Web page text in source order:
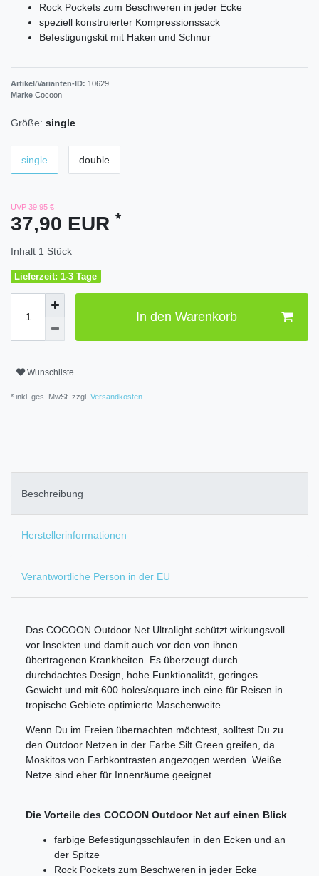
Rock Pockets zum Beschweren in jeder Ecke
speziell konstruierter Kompressionssack
Befestigungskit mit Haken und Schnur
Artikel/Varianten-ID: 10629
Marke Cocoon
Größe: single
single double
UVP 39,95 €
37,90 EUR *
Inhalt 1 Stück
Lieferzeit: 1-3 Tage
In den Warenkorb
Wunschliste
* inkl. ges. MwSt. zzgl. Versandkosten
Beschreibung
Herstellerinformationen
Verantwortliche Person in der EU
Das COCOON Outdoor Net Ultralight schützt wirkungsvoll
vor Insekten und damit auch vor den von ihnen
übertragenen Krankheiten. Es überzeugt durch
durchdachtes Design, hohe Funktionalität, geringes
Gewicht und mit 600 holes/square inch eine für Reisen in
tropische Gebiete optimierte Maschenweite.
Wenn Du im Freien übernachten möchtest, solltest Du zu
den Outdoor Netzen in der Farbe Silt Green greifen, da
Moskitos von Farbkontrasten angezogen werden. Weiße
Netze sind eher für Innenräume geeignet.
Die Vorteile des COCOON Outdoor Net auf einen Blick
farbige Befestigungsschlaufen in den Ecken und an
der Spitze
Rock Pockets zum Beschweren in jeder Ecke